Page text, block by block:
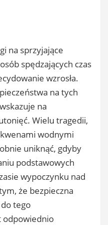
na sprzyjające
spędzających czas
wzrosła.
na tych
na
Wielu tragedii,
wodnymi
uniknąć, gdyby
podstawowych
wypoczynku nad
że bezpieczna
tego
odpowiednio